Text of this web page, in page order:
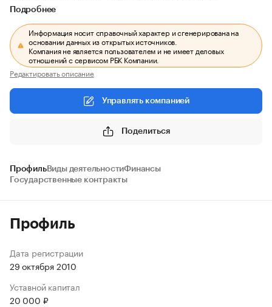
Подробнее
Информация носит справочный характер и сгенерирована на
основании данных из открытых источников.
Компания не является пользователем и не имеет деловых
отношений с сервисом РБК Компании.
Редактировать описание
Управлять компанией
Поделиться
ПрофильВиды деятельностиФинансы
Государственные контракты
Профиль
Дата регистрации
29 октября 2010
Уставной капитал
20 000 ₽